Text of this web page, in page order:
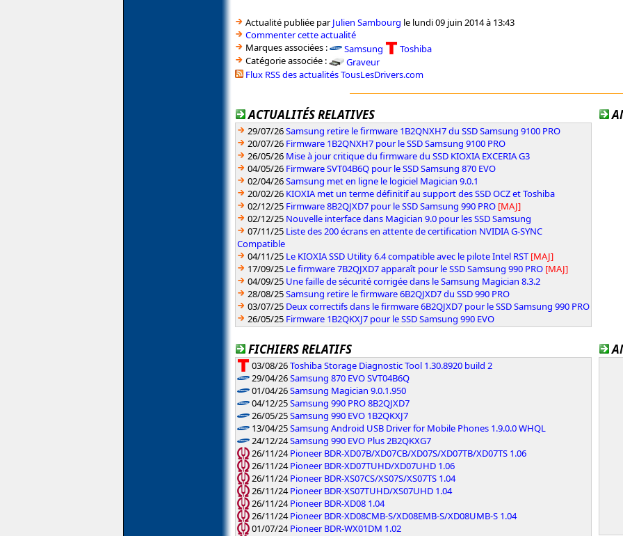
Actualité publiée parJulien Sambourg le lundi 09 juin 2014 à 13:43
Commenter cette actualité
Marques associées :
Samsung
Toshiba
Catégorie associée :
Graveur
Flux RSS des actualités TousLesDrivers.com
ACTUALITÉS RELATIVES
29/07/26Samsung retire le firmware 1B2QNXH7 du SSD Samsung 9100 PRO
20/07/26 Firmware 1B2QNXH7 pour le SSD Samsung 9100 PRO
26/05/26 Mise à jour critique du firmware du SSD KIOXIA EXCERIA G3
04/05/26 Firmware SVT04B6Q pour le SSD Samsung 870 EVO
02/04/26Samsung met en ligne le logiciel Magician 9.0.1
20/02/26 KIOXIA met un terme définitif au support des SSD OCZ et Toshiba
02/12/25 Firmware 8B2QJXD7 pour le SSD Samsung 990 PRO [MAJ]
02/12/25 Nouvelle interface dans Magician 9.0 pour les SSD Samsung
07/11/25 Liste des 200 écrans en attente de certification NVIDIA G-SYNC
Compatible
04/11/25 Le KIOXIA SSD Utility 6.4 compatible avec le pilote Intel RST [MAJ]
17/09/25 Le firmware 7B2QJXD7 apparaît pour le SSD Samsung 990 PRO [MAJ]
04/09/25 Une faille de sécurité corrigée dans le Samsung Magician 8.3.2
28/08/25Samsung retire le firmware 6B2QJXD7 du SSD 990 PRO
03/07/25 Deux correctifs dans le firmware 6B2QJXD7 pour le SSD Samsung 990 PRO
26/05/25 Firmware 1B2QKXJ7 pour le SSD Samsung 990 EVO
FICHIERS RELATIFS
03/08/26Toshiba Storage Diagnostic Tool 1.30.8920 build 2
29/04/26Samsung 870 EVO SVT04B6Q
01/04/26Samsung Magician 9.0.1.950
04/12/25Samsung 990 PRO 8B2QJXD7
26/05/25Samsung 990 EVO 1B2QKXJ7
13/04/25Samsung Android USB Driver for Mobile Phones 1.9.0.0 WHQL
24/12/24Samsung 990 EVO Plus 2B2QKXG7
26/11/24Pioneer BDR-XD07B/XD07CB/XD07S/XD07TB/XD07TS 1.06
26/11/24Pioneer BDR-XD07TUHD/XD07UHD 1.06
26/11/24Pioneer BDR-XS07CS/XS07S/XS07TS 1.04
26/11/24Pioneer BDR-XS07TUHD/XS07UHD 1.04
26/11/24Pioneer BDR-XD08 1.04
26/11/24Pioneer BDR-XD08CMB-S/XD08EMB-S/XD08UMB-S 1.04
01/07/24Pioneer BDR-WX01DM 1.02